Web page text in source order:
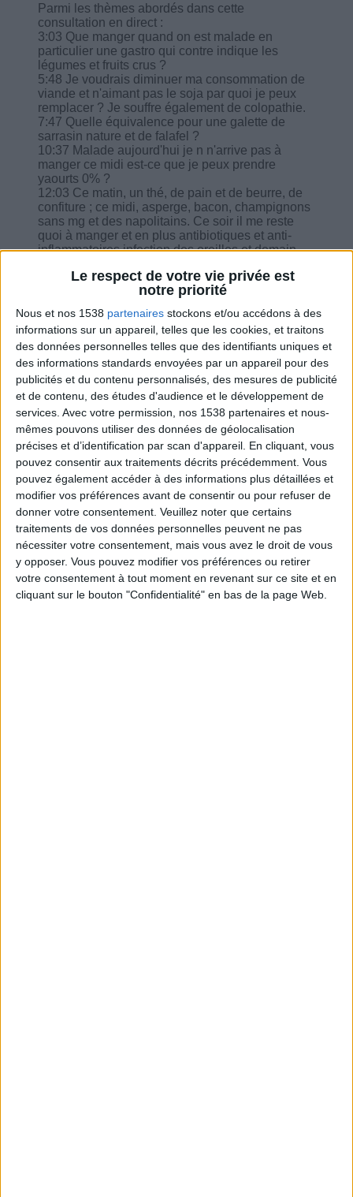
Le respect de votre vie privée est
notre priorité
Nous et nos 1538 partenaires stockons et/ou accédons à des
informations sur un appareil, telles que les cookies, et traitons
des données personnelles telles que des identifiants uniques et
des informations standards envoyées par un appareil pour des
publicités et du contenu personnalisés, des mesures de publicité
et de contenu, des études d'audience et le développement de
services. Avec votre permission, nos 1538 partenaires et nous-
mêmes pouvons utiliser des données de géolocalisation
précises et d’identification par scan d'appareil. En cliquant, vous
pouvez consentir aux traitements décrits précédemment. Vous
pouvez également accéder à des informations plus détaillées et
modifier vos préférences avant de consentir ou pour refuser de
donner votre consentement. Veuillez noter que certains
traitements de vos données personnelles peuvent ne pas
nécessiter votre consentement, mais vous avez le droit de vous
y opposer. Vous pouvez modifier vos préférences ou retirer
votre consentement à tout moment en revenant sur ce site et en
cliquant sur le bouton "Confidentialité" en bas de la page Web.
Parmi les thèmes abordés dans cette
consultation en direct :
3:03 Que manger quand on est malade en
particulier une gastro qui contre indique les
légumes et fruits crus ?
5:48 Je voudrais diminuer ma consommation de
viande et n'aimant pas le soja par quoi je peux
remplacer ? Je souffre également de colopathie.
7:47 Quelle équivalence pour une galette de
sarrasin nature et de falafel ?
10:37 Malade aujourd'hui je n n'arrive pas à
manger ce midi est-ce que je peux prendre
yaourts 0% ?
12:03 Ce matin, un thé, de pain et de beurre, de
confiture ; ce midi, asperge, bacon, champignons
sans mg et des napolitains. Ce soir il me reste
quoi à manger et en plus antibiotiques et anti-
inflammatoires infection des oreilles et demain
15:02 Pour le jeûne de 16 les légumes du
bouillon de légumes je les mange ou pas ?
16:16 Je pars en vacances demain pour 10 jours
et ai peur de prendre du poids.
17:27 Quelle quantité de pamplemousse chinois
peut-on manger ?
17:48 Complètement en déroute cette semaine,
je reprends aujourd'hui à 1600 kcal…
Probiotiques depuis lundi dernier, changement à
venir au travail du coup stress instance, que faire
?
19:22 J'ai fait semoule au lait écrémé, résultat 5
petits pots, combien je peux en prendre ?
Combien de kilos souhaitez-vous perdre ?
Moins de
5 kilos
De 5 à 10
kilos
Plus de
10 kilos